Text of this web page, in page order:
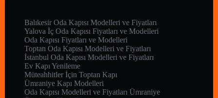
Balıkesir Oda Kapısı Modelleri ve Fiyatları
Yalova İç Oda Kapısı Fiyatları ve Modelleri
Oda Kapısı Fiyatları ve Modelleri
Toptan Oda Kapısı Modelleri ve Fiyatları
İstanbul Oda Kapısı Modelleri ve Fiyatları
Ev Kapı Yenileme
Müteahhitler İçin Toptan Kapı
Ümraniye Kapı Modelleri
Oda Kapısı Modelleri ve Fiyatları Ümraniye